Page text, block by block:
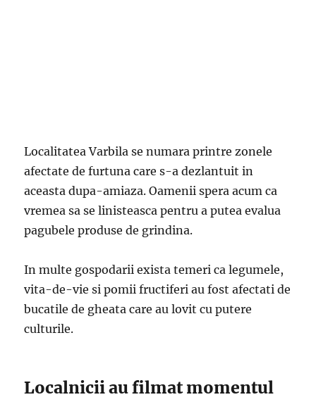
Localitatea Varbila se numara printre zonele
afectate de furtuna care s-a dezlantuit in
aceasta dupa-amiaza. Oamenii spera acum ca
vremea sa se linisteasca pentru a putea evalua
pagubele produse de grindina.
In multe gospodarii exista temeri ca legumele,
vita-de-vie si pomii fructiferi au fost afectati de
bucatile de gheata care au lovit cu putere
culturile.
Localnicii au filmat momentul